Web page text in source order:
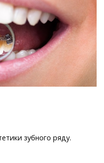
зубного ряду.